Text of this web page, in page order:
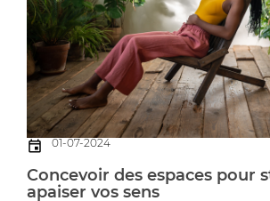
01-07-2024
Concevoir des espaces pour
apaiser vos sens